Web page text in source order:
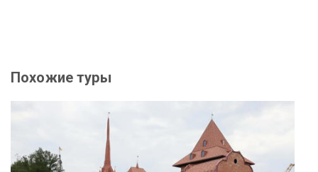
Похожие туры